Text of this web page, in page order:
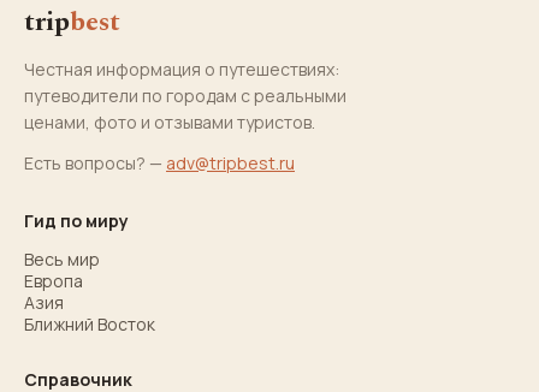
tripbest
Честная информация о путешествиях:
путеводители по городам с реальными
ценами, фото и отзывами туристов.
Есть вопросы? — adv@tripbest.ru
Гид по миру
Весь мир
Европа
Азия
Ближний Восток
Справочник